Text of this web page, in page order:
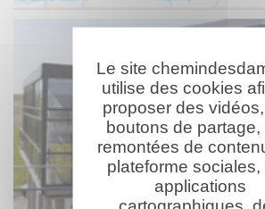
Le site
utilise des cookies
proposer des
boutons de partage,
remontées de
plateforme sociales,
applications